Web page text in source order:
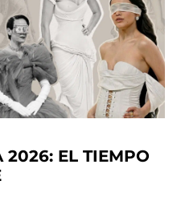
2026: EL TIEMPO